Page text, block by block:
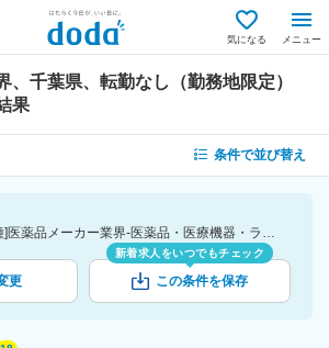
気になる メニュー
、千葉県、転勤なし（勤務地限定）
果
条件で並び替え
[勤務地]千葉県 [業種]医薬品メーカー業界-医薬品・医療機器・ライフサイエンス・医療系サービス [こだわり条件ピックアップ]転勤なし（勤務地限定） [詳細条件](募集・採用情報)転勤なし（勤務地限定）
更
新着求人をいつでもチェック
この条件を保存